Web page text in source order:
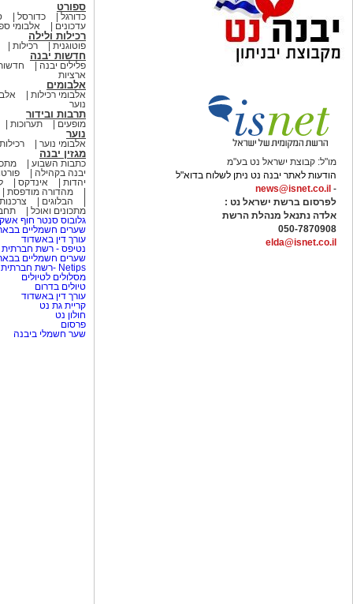
מו"ל: קבוצת ישראל נט בע"מ
הודעות לאתר יבנה נט ניתן לשלוח בדוא"ל
-
news@isnet.co.il
לפרסום ברשת ישראל נט :
אלדה נתנאל מנהלת הרשת
050-7870908
elda@isnet.co.il
ספורט
כדורגל כדורסל
עדכונים
אלבומי
רכילות ולילה
פוטוגנית רכילות
חדשות יבנה
פלילים יבנה
ארציות
אלבומים
אלבומי רכילות
נוער
תרבות ובידור
מופעים תערוכות
נוער
אלבומי נוער
מגזין יבנה
כתבות השבוע
יבנה בקהילה
יהדות
אינדקס
מהדורה מודפסת
הבלוגים
צרכנות
מתכונים ואוכל
גלובוס סנטר חוף
שערים חשמליים
עורך דין באשדוד
נטיפס - רשת חברתית
שערים חשמליים
Netips -רשת חברתית לחכמת ההמונים
מסלולים לטיולים
טיולים בדרום
עורך דין באשדוד
קריית גת נט
חולון נט
פרסום
שער חשמלי ביבנה